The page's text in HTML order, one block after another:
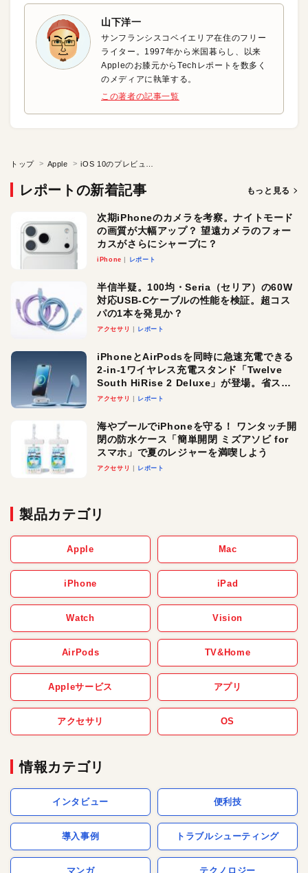
山下洋一
サンフランシスコベイエリア在住のフリー
ライター。1997年から米国暮らし、以来
Appleのお膝元からTechレポートを数多く
のメディアに執筆する。
この著者の記事一覧
トップ Apple iOS 10のプレビュー版は暗号化されないまま配布
レポートの新着記事 もっと見る
次期iPhoneのカメラを考察。ナイトモード
の画質が大幅アップ？ 望遠カメラのフォー
カスがさらにシャープに？
iPhone レポート
半信半疑。100均・Seria（セリア）の60W
対応USB-Cケーブルの性能を検証。超コス
パの1本を発見か？
アクセサリ レポート
iPhoneとAirPodsを同時に急速充電できる
2-in-1ワイヤレス充電スタンド「Twelve
South HiRise 2 Deluxe」が登場。省スペ
ースでおしゃれに充電したい人にオスス
アクセサリ レポート
海やプールでiPhoneを守る！ ワンタッチ開
閉の防水ケース「簡単開閉 ミズアソビ for
スマホ」で夏のレジャーを満喫しよう
アクセサリ レポート
製品カテゴリ
Apple Mac
iPhone iPad
Watch Vision
AirPods TV&Home
Appleサービス アプリ
アクセサリ OS
情報カテゴリ
インタビュー 便利技
導入事例 トラブルシューティング
マンガ テクノロジー